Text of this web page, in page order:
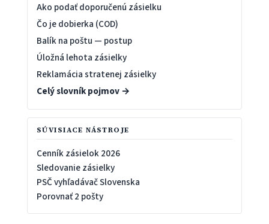
Ako podať doporučenú zásielku
Čo je dobierka (COD)
Balík na poštu — postup
Úložná lehota zásielky
Reklamácia stratenej zásielky
Celý slovník pojmov →
SÚVISIACE NÁSTROJE
Cenník zásielok 2026
Sledovanie zásielky
PSČ vyhľadávač Slovenska
Porovnať 2 pošty